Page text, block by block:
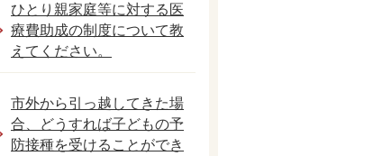
ひとり親家庭等に対する医
療費助成の制度について教
えてください。
市外から引っ越してきた場
合、どうすれば子どもの予
防接種を受けることができ